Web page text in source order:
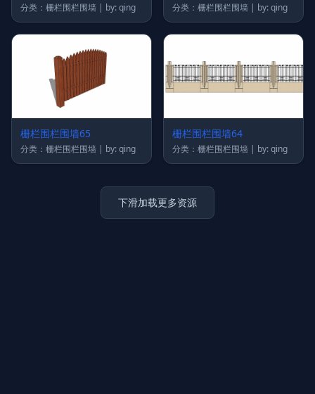
分类：栅栏围栏围墙 | by: qing 分类：栅栏围栏围墙 | by: qing
栅栏围栏围墙65
分类：栅栏围栏围墙 | by: qing
栅栏围栏围墙64
分类：栅栏围栏围墙 | by: qing
下滑加载更多资源